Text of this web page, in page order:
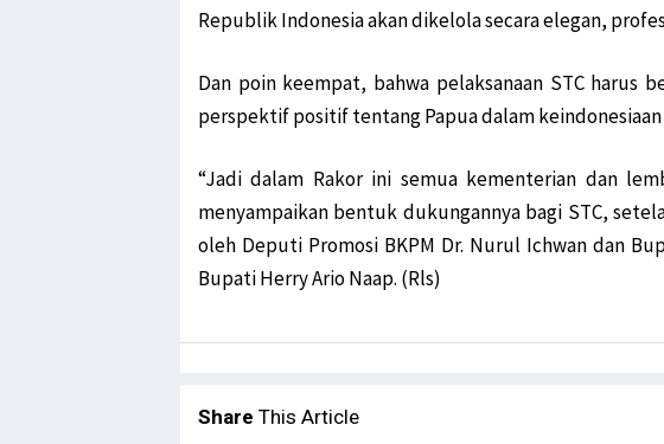
Republik Indonesia akan dikelola secara elegan,
Dan poin keempat, bahwa pelaksanaan STC harus
perspektif positif tentang Papua dalam
“Jadi dalam Rakor ini semua kementerian dan
menyampaikan bentuk dukungannya bagi STC,
oleh Deputi Promosi BKPM Dr. Nurul Ichwan dan
Bupati Herry Ario Naap. (Rls)
Share This Article